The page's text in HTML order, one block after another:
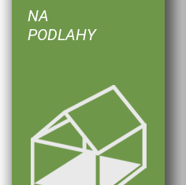
NA
PODLAHY